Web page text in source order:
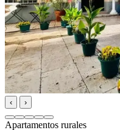
‹ ›
Apartamentos rurales